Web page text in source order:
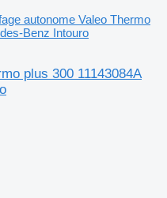
autonome Valeo Thermo
Benz Intouro
plus 300 11143084A